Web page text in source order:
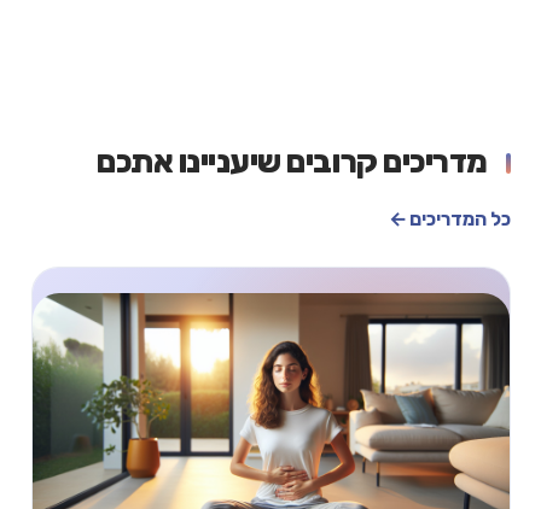
מדריכים קרובים שיעניינו אתכם
כל המדריכים ←